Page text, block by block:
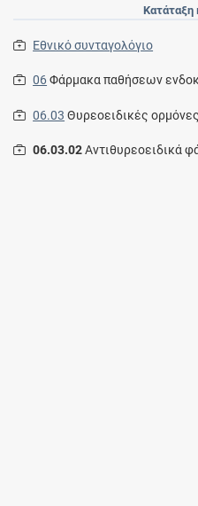
Κατάταξη
Εθνικό συνταγολόγιο
06Φάρμακα παθήσεων
06.03 Θυρεοειδικές
06.03.02Αντιθυρεοειδικά